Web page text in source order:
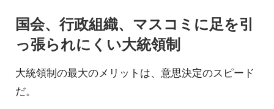
国会、行政組織、マスコミに足を引
っ張られにくい大統領制
大統領制の最大のメリットは、意思決定のスピード
だ。